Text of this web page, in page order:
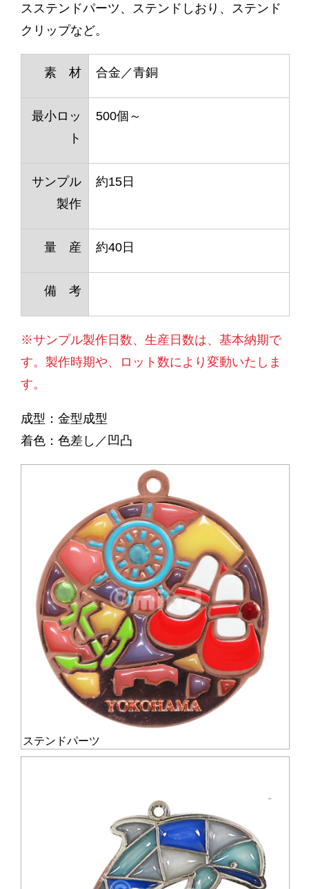
スステンドパーツ、ステンドしおり、ステンド
クリップなど。
素 材 合金／青銅
最小ロッ
ト
500個～
サンプル
製作
約15日
量 産 約40日
備 考
※サンプル製作日数、生産日数は、基本納期で
す。製作時期や、ロット数により変動いたしま
す。
成型：金型成型
着色：色差し／凹凸
ステンドパーツ